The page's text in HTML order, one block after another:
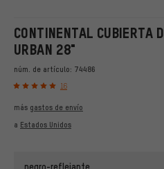
CONTINENTAL CUBIERTA
URBAN 28"
núm. de artículo: 74486
16
más gastos de envío
a Estados Unidos
negro-reflejante